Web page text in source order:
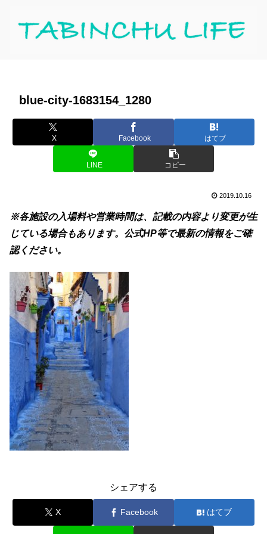
blue-city-1683154_1280
X Facebook はてブ
LINE コピー
2019.10.16
※各施設の入場料や営業時間は、記載の内容より変更が生
じている場合もあります。公式HP等で最新の情報をご確
認ください。
シェアする
X Facebook はてブ